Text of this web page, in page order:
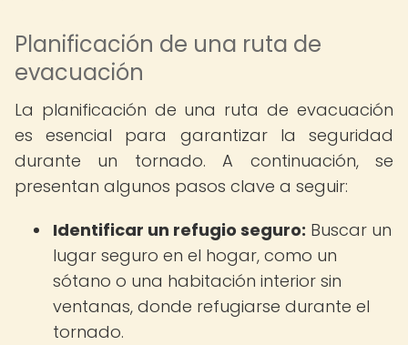
Planificación de una ruta de
evacuación
La planificación de una ruta de evacuación
es esencial para garantizar la seguridad
durante un tornado. A continuación, se
presentan algunos pasos clave a seguir:
Identificar un refugio seguro: Buscar un
lugar seguro en el hogar, como un
sótano o una habitación interior sin
ventanas, donde refugiarse durante el
tornado.